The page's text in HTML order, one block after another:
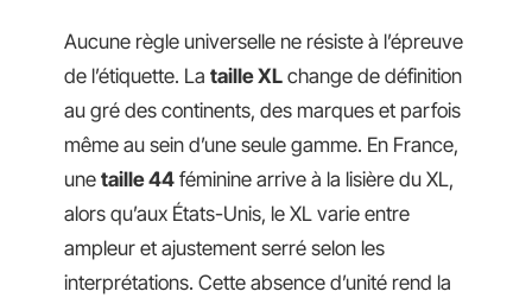
Aucune règle universelle ne résiste à l’épreuve
de l’étiquette. La taille XL change de définition
au gré des continents, des marques et parfois
même au sein d’une seule gamme. En France,
une taille 44 féminine arrive à la lisière du XL,
alors qu’aux États-Unis, le XL varie entre
ampleur et ajustement serré selon les
interprétations. Cette absence d’unité rend la